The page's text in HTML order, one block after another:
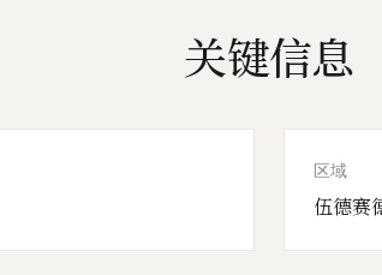
关键信息
区域
伍德赛